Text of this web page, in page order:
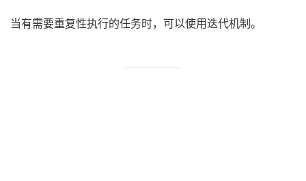
当有需要重复性执行的任务时，可以使用迭代机制。